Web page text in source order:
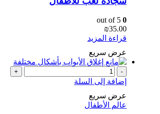
0
₪35.00
قراءة المزيد
عرض سريع
-
+
إضافة إلى السلة
عرض سريع
عالم الأطفال